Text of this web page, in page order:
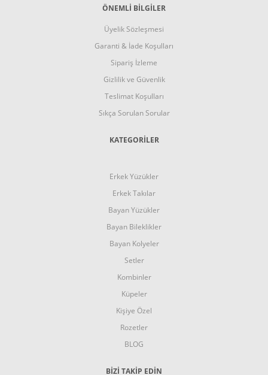
ÖNEMLİ BİLGİLER
Üyelik Sözleşmesi
Garanti & İade Koşulları
Sipariş İzleme
Gizlilik ve Güvenlik
Teslimat Koşulları
Sıkça Sorulan Sorular
KATEGORİLER
Erkek Yüzükler
Erkek Takılar
Bayan Yüzükler
Bayan Bileklikler
Bayan Kolyeler
Setler
Kombinler
Küpeler
Kişiye Özel
Rozetler
BLOG
BİZİ TAKİP EDİN